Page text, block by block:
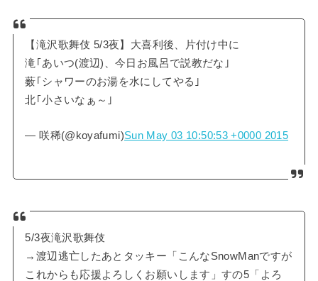
【滝沢歌舞伎 5/3夜】大喜利後、片付け中に
滝｢あいつ(渡辺)、今日お風呂で説教だな｣
薮｢シャワーのお湯を水にしてやる｣
北｢小さいなぁ～｣
— 咲稀(@koyafumi)Sun May 03 10:50:53 +0000 2015
5/3夜滝沢歌舞伎
→渡辺逃亡したあとタッキー「こんなSnowManですが
これからも応援よろしくお願いします」すの5「よろ